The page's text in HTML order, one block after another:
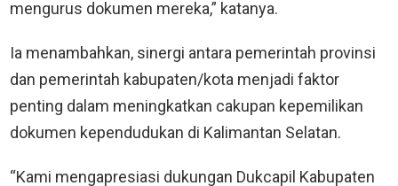
mengurus dokumen mereka,” katanya.
Ia menambahkan, sinergi antara pemerintah provinsi
dan pemerintah kabupaten/kota menjadi faktor
penting dalam meningkatkan cakupan kepemilikan
dokumen kependudukan di Kalimantan Selatan.
“Kami mengapresiasi dukungan Dukcapil Kabupaten